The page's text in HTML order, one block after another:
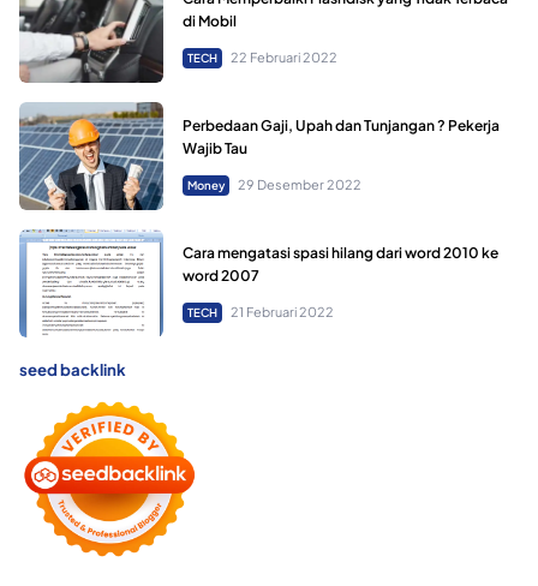
di Mobil
TECH 22 Februari 2022
Perbedaan Gaji, Upah dan Tunjangan ? Pekerja
Wajib Tau
Money 29 Desember 2022
Cara mengatasi spasi hilang dari word 2010 ke
word 2007
TECH 21 Februari 2022
seed backlink